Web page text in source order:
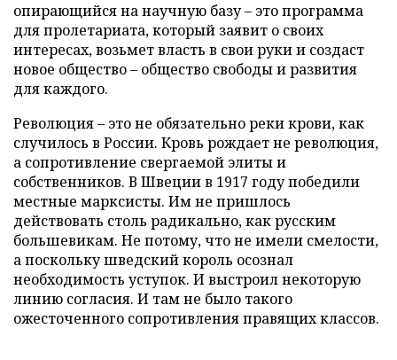
опирающийся на научную базу – это программа
для пролетариата, который заявит о своих
интересах, возьмет власть в свои руки и создаст
новое общество – общество свободы и развития
для каждого.
Революция – это не обязательно реки крови, как
случилось в России. Кровь рождает не революция,
а сопротивление свергаемой элиты и
собственников. В Швеции в 1917 году победили
местные марксисты. Им не пришлось
действовать столь радикально, как русским
большевикам. Не потому, что не имели смелости,
а поскольку шведский король осознал
необходимость уступок. И выстроил некоторую
линию согласия. И там не было такого
ожесточенного сопротивления правящих классов.